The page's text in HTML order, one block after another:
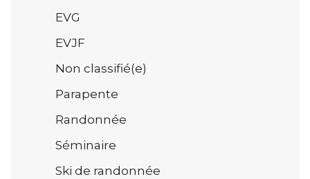
EVG
EVJF
Non classifié(e)
Parapente
Randonnée
Séminaire
Ski de randonnée